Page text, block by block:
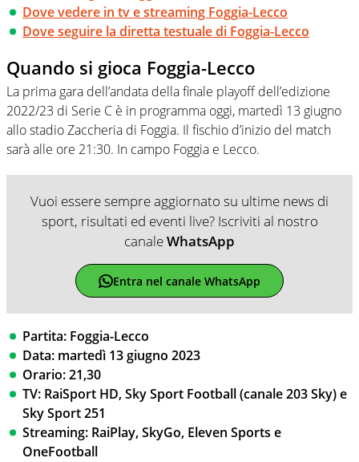
Dove vedere in tv e streaming Foggia-Lecco
Dove seguire la diretta testuale di Foggia-Lecco
Quando si gioca Foggia-Lecco
La prima gara dell’andata della finale playoff dell’edizione
2022/23 di Serie C è in programma oggi, martedì 13 giugno
allo stadio Zaccheria di Foggia. Il fischio d’inizio del match
sarà alle ore 21:30. In campo Foggia e Lecco.
Vuoi essere sempre aggiornato su ultime news di
sport, risultati ed eventi live? Iscriviti al nostro
canaleWhatsApp
Entra nel canale WhatsApp
Partita: Foggia-Lecco
Data: martedì 13 giugno 2023
Orario: 21,30
TV: RaiSport HD, Sky Sport Football (canale 203 Sky) e
Sky Sport 251
Streaming: RaiPlay, SkyGo, Eleven Sports e
OneFootball